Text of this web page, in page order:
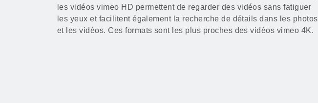
les vidéos vimeo HD permettent de regarder des vidéos sans fatiguer
les yeux et facilitent également la recherche de détails dans les photos
et les vidéos. Ces formats sont les plus proches des vidéos vimeo 4K.